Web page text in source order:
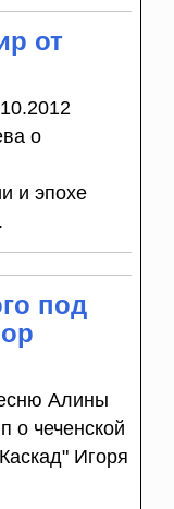
от
о
и эпохе
под
Алины
о чеченской
Игоря